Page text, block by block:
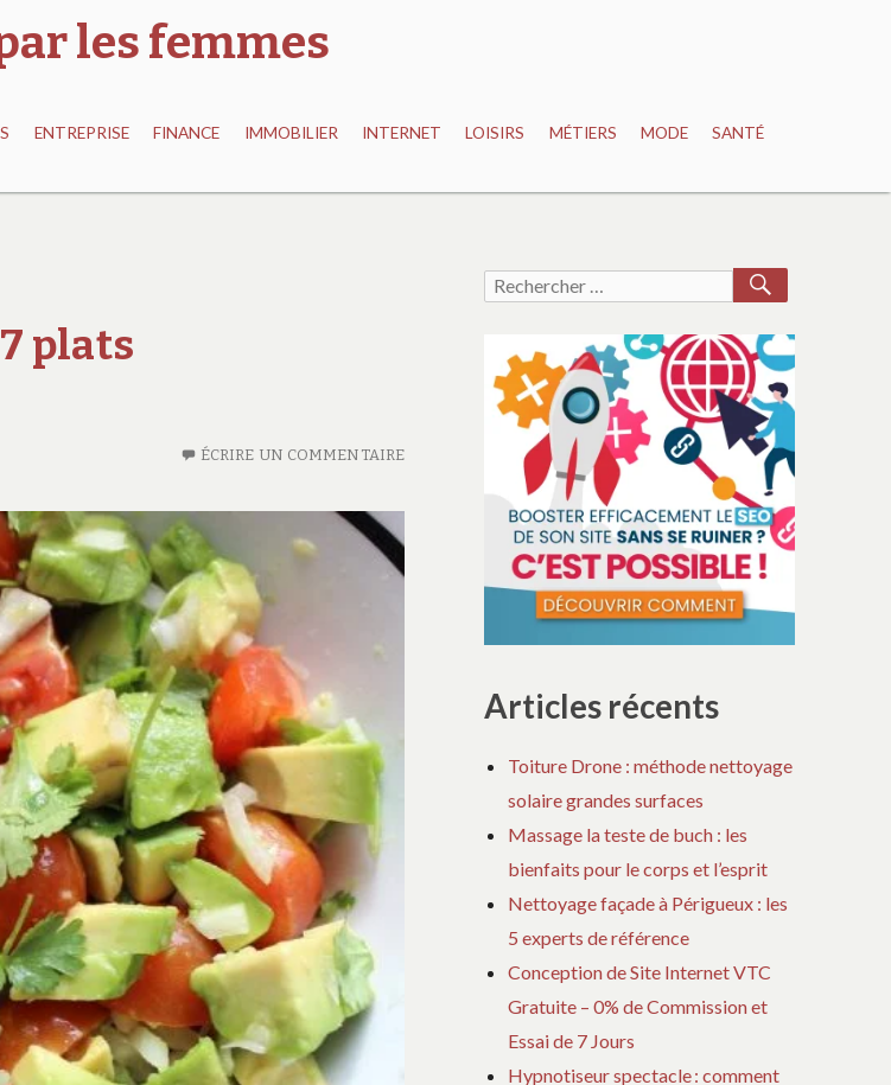
les femmes
ENTREPRISE FINANCE IMMOBILIER INTERNET LOISIRS MÉTIERS MODE SANTÉ
plats
ÉCRIRE UN COMMENTAIRE
Recherche
Articles récents
Toiture Drone : méthode nettoyage
solaire grandes surfaces
Massage la teste de buch : les
bienfaits pour le corps et l’esprit
Nettoyage façade à Périgueux : les
5 experts de référence
Conception de Site Internet VTC
Gratuite – 0% de Commission et
Essai de 7 Jours
Hypnotiseur spectacle : comment